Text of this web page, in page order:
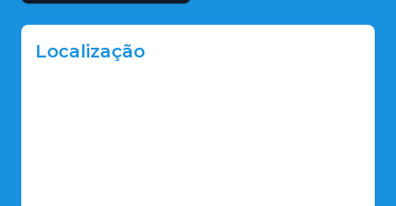
Localização